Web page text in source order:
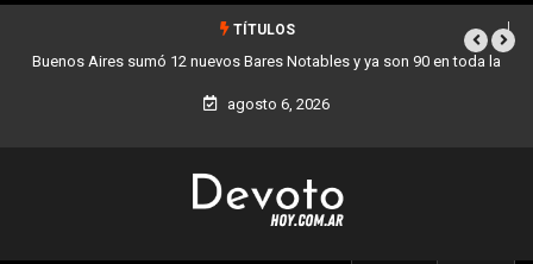
TÍTULOS
Bares Notables y ya son 90 en toda la
Los stands móviles de la
agosto 6, 2026